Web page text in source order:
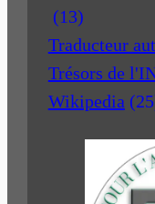
(13)
Traducteur
Trésors de
Wikipedia